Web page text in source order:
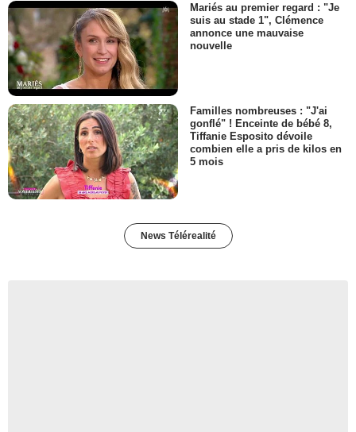
Mariés au premier regard : "Je
suis au stade 1", Clémence
annonce une mauvaise
nouvelle
Familles nombreuses : "J'ai
gonflé" ! Enceinte de bébé 8,
Tiffanie Esposito dévoile
combien elle a pris de kilos en
5 mois
News Télérealité